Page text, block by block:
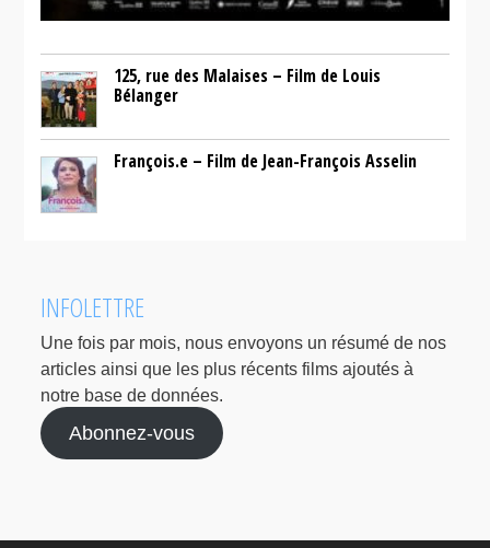
125, rue des Malaises – Film de Louis
Bélanger
François.e – Film de Jean-François Asselin
INFOLETTRE
Une fois par mois, nous envoyons un résumé de nos
articles ainsi que les plus récents films ajoutés à
notre base de données.
Abonnez-vous